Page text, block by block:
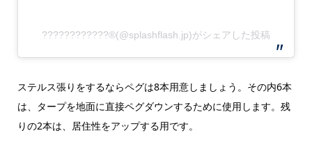
????????????®︎(@splashflash.jp)がシェアした投稿
ステルス張りをするならペグは8本用意しましょう。その内6本
は、タープを地面に直接ペグダウンするために使用します。残
りの2本は、居住性をアップする用です。